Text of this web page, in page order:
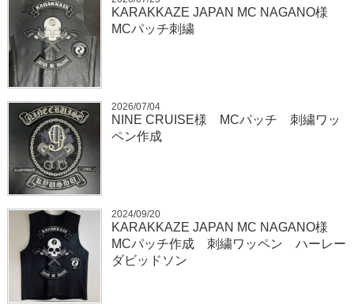
KARAKKAZE JAPAN MC NAGANO様
MCパッチ刺繍
2026/07/04
NINE CRUISE様 MCパッチ 刺繍ワッ
ペン作成
2024/09/20
KARAKKAZE JAPAN MC NAGANO様
MCパッチ作成 刺繍ワッペン ハーレー
ダビッドソン